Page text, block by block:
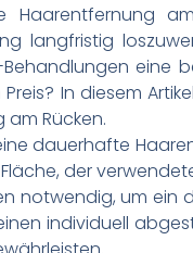
Haarentfernung
langfristig
Behandlungen
In diesem
Rücken.
dauerhafte
der
notwendig, um ein
individuell